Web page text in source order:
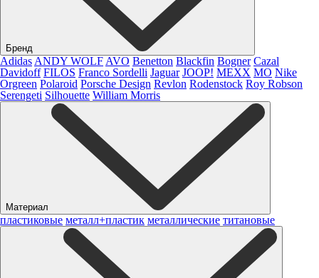
Бренд
Adidas ANDY WOLF AVO Benetton Blackfin Bogner Cazal
Davidoff FILOS Franco Sordelli Jaguar JOOP! MEXX MO Nike
Orgreen Polaroid Porsche Design Revlon Rodenstock Roy Robson
Serengeti Silhouette William Morris
Материал
пластиковые металл+пластик металлические титановые